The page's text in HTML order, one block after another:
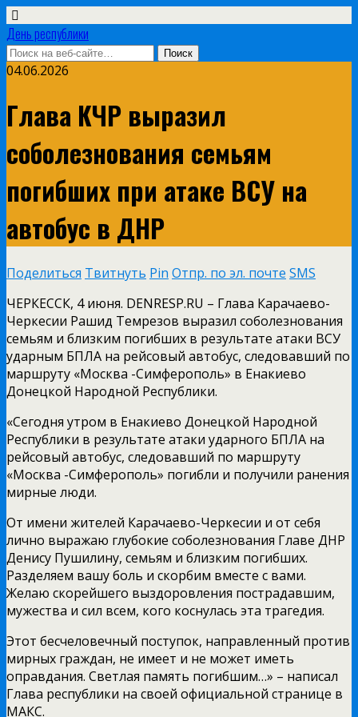
День республики
04.06.2026
Глава КЧР выразил
соболезнования семьям
погибших при атаке ВСУ на
автобус в ДНР
Поделиться Твитнуть Pin Отпр. по эл. почте SMS
ЧЕРКЕССК, 4 июня. DENRESP.RU – Глава Карачаево-
Черкесии Рашид Темрезов выразил соболезнования
семьям и близким погибших в результате атаки ВСУ
ударным БПЛА на рейсовый автобус, следовавший по
маршруту «Москва -Симферополь» в Енакиево
Донецкой Народной Республики.
«Сегодня утром в Енакиево Донецкой Народной
Республики в результате атаки ударного БПЛА на
рейсовый автобус, следовавший по маршруту
«Москва -Симферополь» погибли и получили ранения
мирные люди.
От имени жителей Карачаево-Черкесии и от себя
лично выражаю глубокие соболезнования Главе ДНР
Денису Пушилину, семьям и близким погибших.
Разделяем вашу боль и скорбим вместе с вами.
Желаю скорейшего выздоровления пострадавшим,
мужества и сил всем, кого коснулась эта трагедия.
Этот бесчеловечный поступок, направленный против
мирных граждан, не имеет и не может иметь
оправдания. Светлая память погибшим…» – написал
Глава республики на своей официальной странице в
МАКС.